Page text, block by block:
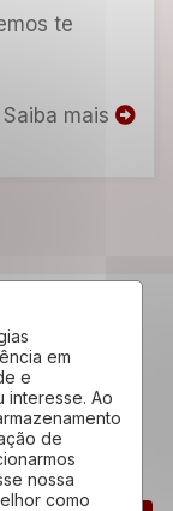
em
e
interesse. Ao
de
nossa
como
te
Saiba mais